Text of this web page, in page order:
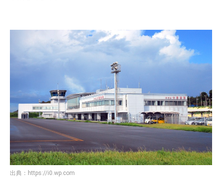
出典： https://i0.wp.com